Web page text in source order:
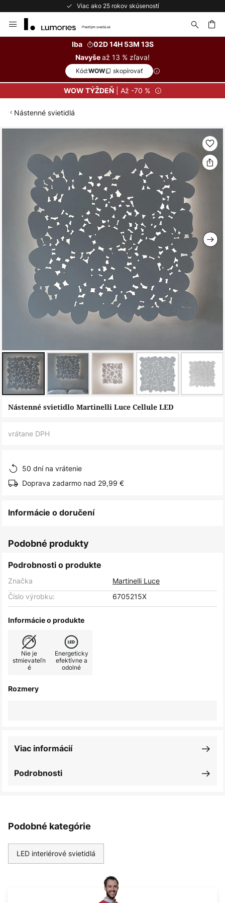
Viac ako 25 rokov skúseností
to
Iba
02D 14H 53M 13S
Navyšeaž 13 % zľava!
Kód:WOW skopírovať
WOW TÝŽDEŇ| Až -70 %
Nástenné svietidlá
obrázkov
Preskočiť
Nástenné svietidlo Martinelli Luce Cellule LED
vrátane DPH
50 dní na vrátenie
Doprava zadarmo nad 29,99 €
Informácie o doručení
Podobné produkty
Podrobnosti o produkte
Značka
Martinelli Luce
Číslo výrobku:
6705215X
Informácie o produkte
Nie je
stmievateľn
é
Energeticky
efektívne a
odolné
Rozmery
Podrobnosti
Viac informácií
Podobné kategórie
LED interiérové svietidlá